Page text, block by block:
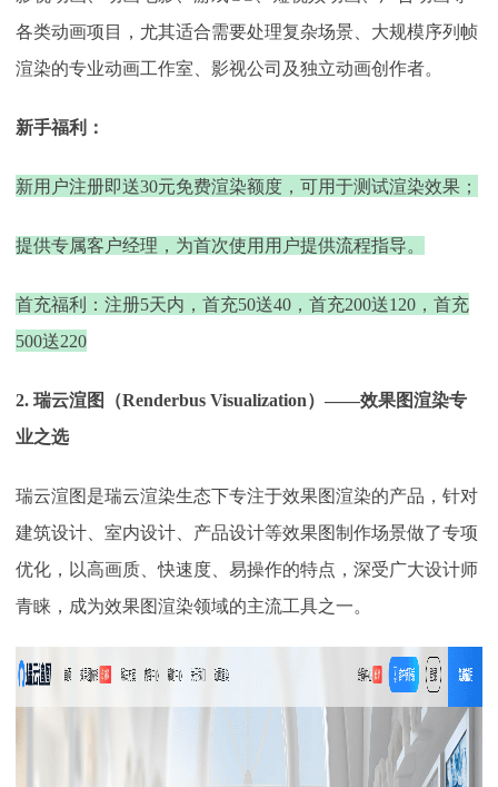
各类动画项目，尤其适合需要处理复杂场景、大规模序列帧
渲染的专业动画工作室、影视公司及独立动画创作者。
新手福利：
新用户注册即送30元免费渲染额度，可用于测试渲染效果；
提供专属客户经理，为首次使用用户提供流程指导。
首充福利：注册5天内，首充50送40，首充200送120，首充
500送220
2. 瑞云渲图（Renderbus Visualization）——效果图渲染专
业之选
瑞云渲图是瑞云渲染生态下专注于效果图渲染的产品，针对
建筑设计、室内设计、产品设计等效果图制作场景做了专项
优化，以高画质、快速度、易操作的特点，深受广大设计师
青睐，成为效果图渲染领域的主流工具之一。